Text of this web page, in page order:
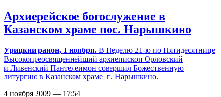
Архиерейское богослужение в
Казанском храме пос. Нарышкино
Урицкий район, 1 ноября. В Неделю 21-ю по Пятидесятнице
Высокопреосвященнейший архиепископ Орловский
и Ливенский Пантелеимон совершил Божественную
литургию в Казанском храме п. Нарышкино.
4 ноября 2009 — 17:54